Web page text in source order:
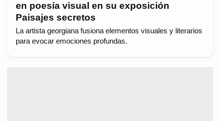
en poesía visual en su exposición
Paisajes secretos
La artista georgiana fusiona elementos visuales y literarios
para evocar emociones profundas.